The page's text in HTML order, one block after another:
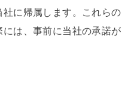
に帰属します。これらの
は、事前に当社の承諾が